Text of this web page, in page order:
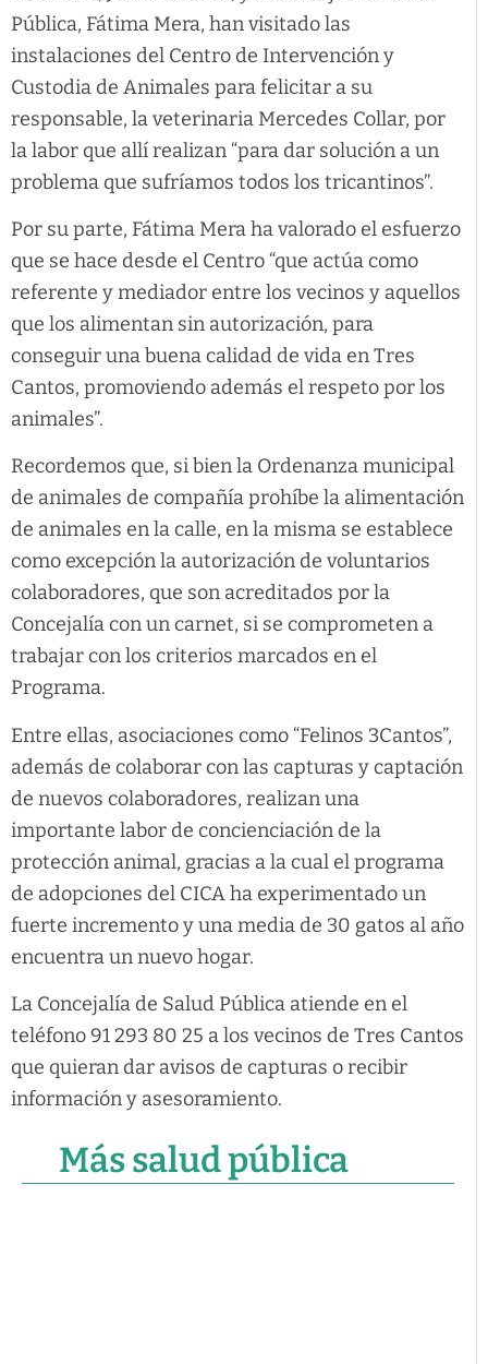
Pública, Fátima Mera, han visitado las
instalaciones del Centro de Intervención y
Custodia de Animales para felicitar a su
responsable, la veterinaria Mercedes Collar, por
la labor que allí realizan “para dar solución a un
problema que sufríamos todos los tricantinos”.
Por su parte, Fátima Mera ha valorado el esfuerzo
que se hace desde el Centro “que actúa como
referente y mediador entre los vecinos y aquellos
que los alimentan sin autorización, para
conseguir una buena calidad de vida en Tres
Cantos, promoviendo además el respeto por los
animales”.
Recordemos que, si bien la Ordenanza municipal
de animales de compañía prohíbe la alimentación
de animales en la calle, en la misma se establece
como excepción la autorización de voluntarios
colaboradores, que son acreditados por la
Concejalía con un carnet, si se comprometen a
trabajar con los criterios marcados en el
Programa.
Entre ellas, asociaciones como “Felinos 3Cantos”,
además de colaborar con las capturas y captación
de nuevos colaboradores, realizan una
importante labor de concienciación de la
protección animal, gracias a la cual el programa
de adopciones del CICA ha experimentado un
fuerte incremento y una media de 30 gatos al año
encuentra un nuevo hogar.
La Concejalía de Salud Pública atiende en el
teléfono 91 293 80 25 a los vecinos de Tres Cantos
que quieran dar avisos de capturas o recibir
información y asesoramiento.
Más salud pública